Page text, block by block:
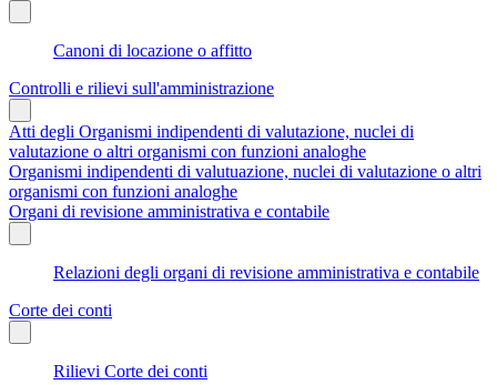
Canoni di locazione o affitto
Controlli e rilievi sull'amministrazione
Atti degli Organismi indipendenti di valutazione, nuclei di
valutazione o altri organismi con funzioni analoghe
Organismi indipendenti di valutuazione, nuclei di valutazione o altri
organismi con funzioni analoghe
Organi di revisione amministrativa e contabile
Relazioni degli organi di revisione amministrativa e contabile
Corte dei conti
Rilievi Corte dei conti